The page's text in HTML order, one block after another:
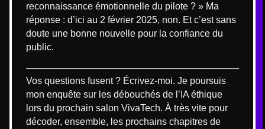
reconnaissance émotionnelle du pilote ? » Ma
réponse : d’ici au 2 février 2025, non. Et c’est sans
doute une bonne nouvelle pour la confiance du
public.
Vos questions fusent ? Écrivez-moi. Je poursuis
mon enquête sur les débouchés de l’IA éthique
lors du prochain salon VivaTech. À très vite pour
décoder, ensemble, les prochains chapitres de